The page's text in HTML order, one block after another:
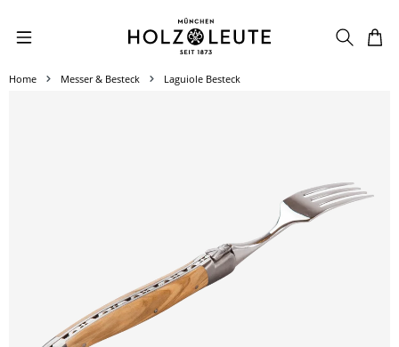
Zum Hauptinhalt springen
Home Messer & Besteck Laguiole Besteck